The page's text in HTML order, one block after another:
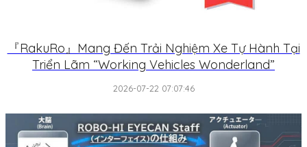
『RakuRo』Mang Đến Trải Nghiệm Xe Tự Hành Tại
Triển Lãm “Working Vehicles Wonderland”
2026-07-22 07:07:46